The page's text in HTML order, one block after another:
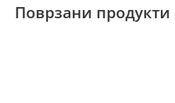
Поврзани продукти